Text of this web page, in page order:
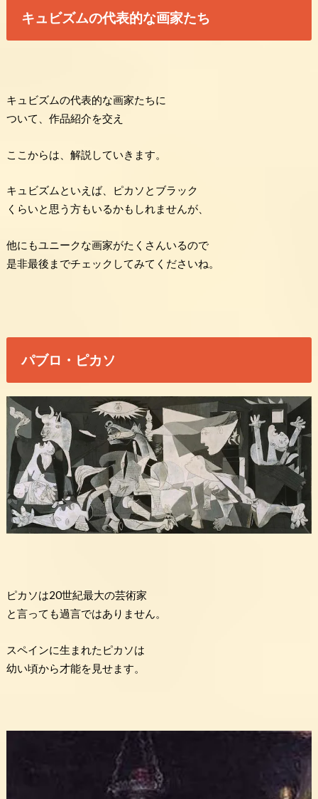
キュビズムの代表的な画家たち
キュビズムの代表的な画家たちに
ついて、作品紹介を交え
ここからは、解説していきます。
キュビズムといえば、ピカソとブラック
くらいと思う方もいるかもしれませんが、
他にもユニークな画家がたくさんいるので
是非最後までチェックしてみてくださいね。
パブロ・ピカソ
ピカソは20世紀最大の芸術家
と言っても過言ではありません。
スペインに生まれたピカソは
幼い頃から才能を見せます。